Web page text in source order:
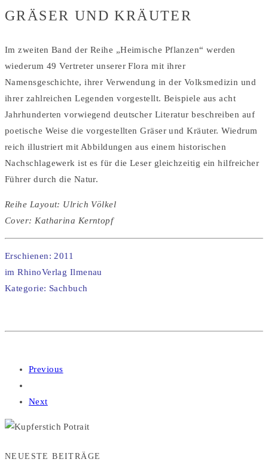
GRÄSER UND KRÄUTER
Im zweiten Band der Reihe „Heimische Pflanzen“ werden
wiederum 49 Vertreter unserer Flora mit ihrer
Namensgeschichte, ihrer Verwendung in der Volksmedizin und
ihrer zahlreichen Legenden vorgestellt. Beispiele aus acht
Jahrhunderten vorwiegend deutscher Literatur beschreiben auf
poetische Weise die vorgestellten Gräser und Kräuter. Wiedrum
reich illustriert mit Abbildungen aus einem historischen
Nachschlagewerk ist es für die Leser gleichzeitig ein hilfreicher
Führer durch die Natur.
Reihe Layout: Ulrich Völkel
Cover: Katharina Kerntopf
Erschienen: 2011
im RhinoVerlag Ilmenau
Kategorie: Sachbuch
Previous
Next
NEUESTE BEITRÄGE